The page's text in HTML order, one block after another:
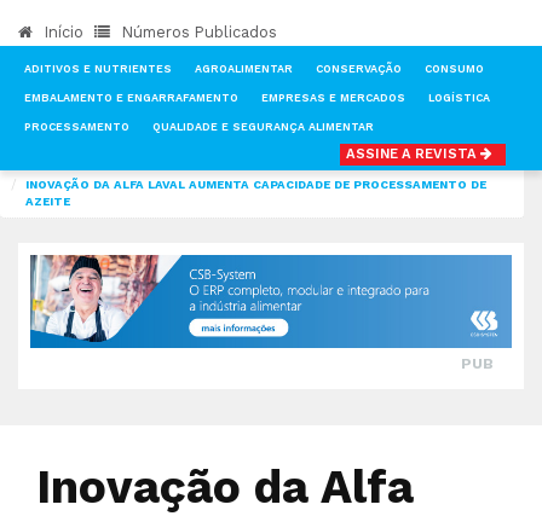
Início Números Publicados
ADITIVOS E NUTRIENTES AGROALIMENTAR CONSERVAÇÃO CONSUMO
EMBALAMENTO E ENGARRAFAMENTO EMPRESAS E MERCADOS LOGÍSTICA
PROCESSAMENTO QUALIDADE E SEGURANÇA ALIMENTAR
ASSINE A REVISTA
INOVAÇÃO DA ALFA LAVAL AUMENTA CAPACIDADE DE PROCESSAMENTO DE
AZEITE
PUB
Inovação da Alfa